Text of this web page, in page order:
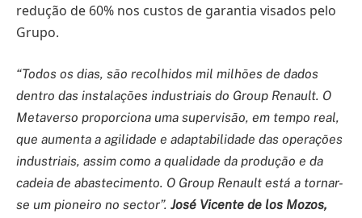
redução de 60% nos custos de garantia visados pelo
Grupo.
“Todos os dias, são recolhidos mil milhões de dados
dentro das instalações industriais do Group Renault. O
Metaverso proporciona uma supervisão, em tempo real,
que aumenta a agilidade e adaptabilidade das operações
industriais, assim como a qualidade da produção e da
cadeia de abastecimento. O Group Renault está a tornar-
se um pioneiro no sector”. José Vicente de los Mozos,